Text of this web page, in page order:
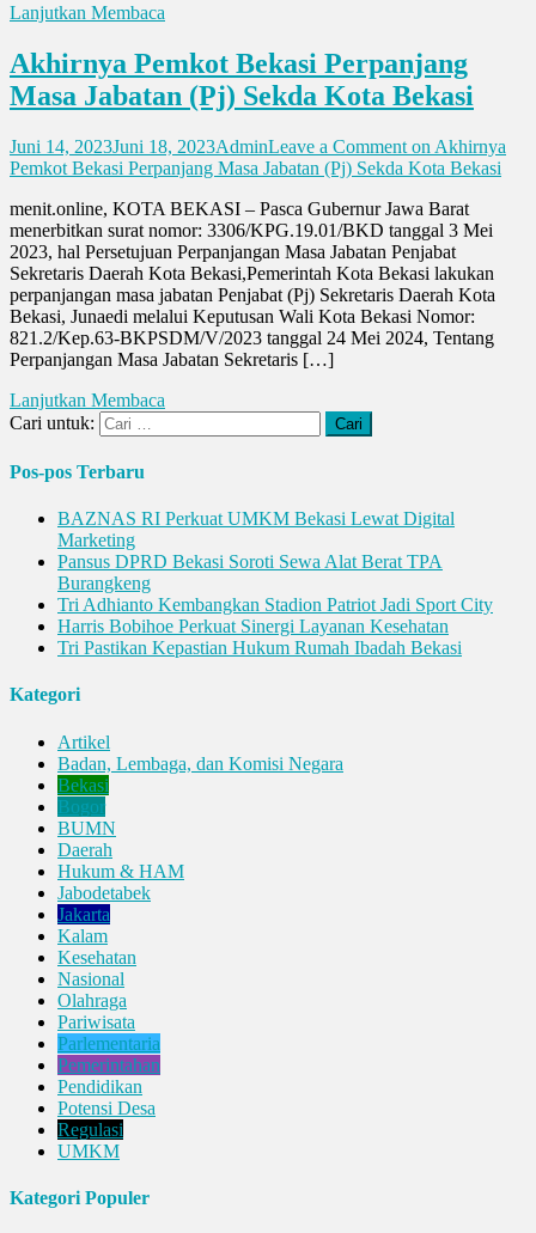
Lanjutkan Membaca
Akhirnya Pemkot Bekasi Perpanjang
Masa Jabatan (Pj) Sekda Kota Bekasi
Juni 14, 2023Juni 18, 2023AdminLeave a Comment on Akhirnya
Pemkot Bekasi Perpanjang Masa Jabatan (Pj) Sekda Kota Bekasi
menit.online, KOTA BEKASI – Pasca Gubernur Jawa Barat
menerbitkan surat nomor: 3306/KPG.19.01/BKD tanggal 3 Mei
2023, hal Persetujuan Perpanjangan Masa Jabatan Penjabat
Sekretaris Daerah Kota Bekasi,Pemerintah Kota Bekasi lakukan
perpanjangan masa jabatan Penjabat (Pj) Sekretaris Daerah Kota
Bekasi, Junaedi melalui Keputusan Wali Kota Bekasi Nomor:
821.2/Kep.63-BKPSDM/V/2023 tanggal 24 Mei 2024, Tentang
Perpanjangan Masa Jabatan Sekretaris […]
Lanjutkan Membaca
Cari untuk:
Pos-pos Terbaru
BAZNAS RI Perkuat UMKM Bekasi Lewat Digital
Marketing
Pansus DPRD Bekasi Soroti Sewa Alat Berat TPA
Burangkeng
Tri Adhianto Kembangkan Stadion Patriot Jadi Sport City
Harris Bobihoe Perkuat Sinergi Layanan Kesehatan
Tri Pastikan Kepastian Hukum Rumah Ibadah Bekasi
Kategori
Artikel
Badan, Lembaga, dan Komisi Negara
Bekasi
Bogor
BUMN
Daerah
Hukum & HAM
Jabodetabek
Jakarta
Kalam
Kesehatan
Nasional
Olahraga
Pariwisata
Parlementaria
Pemerintahan
Pendidikan
Potensi Desa
Regulasi
UMKM
Kategori Populer